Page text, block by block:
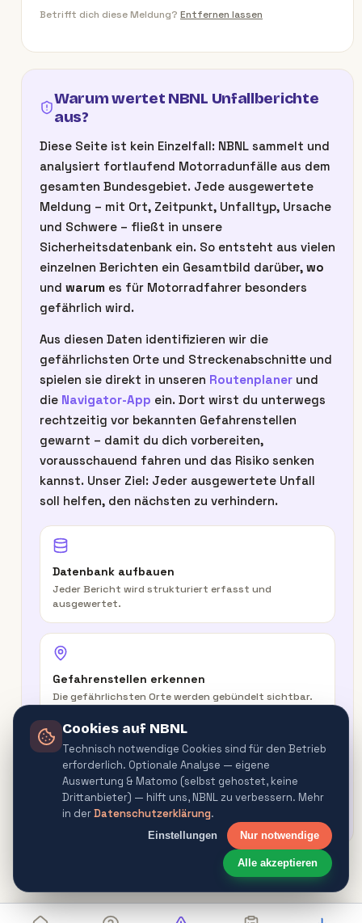
Betrifft dich diese Meldung? Entfernen lassen
Warum wertet NBNL Unfallberichte
aus?
Diese Seite ist kein Einzelfall: NBNL sammelt und
analysiert fortlaufend Motorradunfälle aus dem
gesamten Bundesgebiet. Jede ausgewertete
Meldung – mit Ort, Zeitpunkt, Unfalltyp, Ursache
und Schwere – fließt in unsere
Sicherheitsdatenbank ein. So entsteht aus vielen
einzelnen Berichten ein Gesamtbild darüber, wo
und warum es für Motorradfahrer besonders
gefährlich wird.
Aus diesen Daten identifizieren wir die
gefährlichsten Orte und Streckenabschnitte und
spielen sie direkt in unseren Routenplaner und
die Navigator-App ein. Dort wirst du unterwegs
rechtzeitig vor bekannten Gefahrenstellen
gewarnt – damit du dich vorbereiten,
vorausschauend fahren und das Risiko senken
kannst. Unser Ziel: Jeder ausgewertete Unfall
soll helfen, den nächsten zu verhindern.
Datenbank aufbauen
Jeder Bericht wird strukturiert erfasst und
ausgewertet.
Gefahrenstellen erkennen
Die gefährlichsten Orte werden gebündelt sichtbar.
In der Route warnen
Routenplaner & Navigator warnen vor
Gefahrenquellen.
Cookies auf NBNL
Technisch notwendige Cookies sind für den Betrieb
erforderlich. Optionale Analyse — eigene
Auswertung & Matomo (selbst gehostet, keine
Drittanbieter) — hilft uns, NBNL zu verbessern. Mehr
in derDatenschutzerklärung.
Einstellungen Nur notwendige
Alle akzeptieren